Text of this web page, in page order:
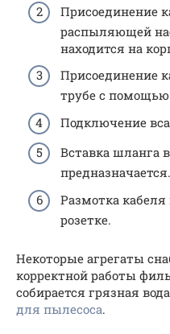
Присоединение
распыляющей
находится на
Присоединение
трубе с
Подключение
Вставка шланга
предназначается.
Размотка
розетке.
Некоторые агрегаты
корректной работы
собирается грязная
для пылесоса.